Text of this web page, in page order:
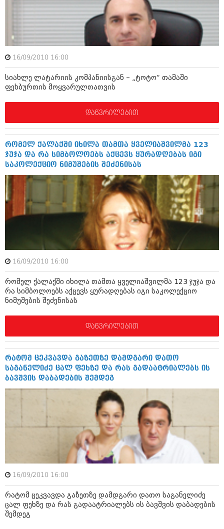
ჰოროსკოპი და შეუცნობელი
კრიმინალი
სახალისო ამბები
შოუბიზნესი
ქალი და მამაკაცი
ისტორია
სხვადასხვა
ანონსი
არქივი
აგვისტო 2018 (162)
ივლისი 2018 (223)
ივნისი 2018 (244)
აპრილი 2018 (194)
თებერვალი 2018 (208)
იანვარი 2018 (215)
დეკემბერი 2017 (243)
ნოემბერი 2017 (212)
ოქტომბერი 2017 (231)
სექტემბერი 2017 (261)
ივლისი 2017 (233)
ივნისი 2017 (265)
მაისი 2017 (216)
მარტი 2017 (212)
თებერვალი 2017 (205)
იანვარი 2017 (246)
დეკემბერი 2016 (207)
ნოემბერი 2016 (207)
ოქტომბერი 2016 (257)
სექტემბერი 2016 (224)
აგვისტო 2016 (258)
ივლისი 2016 (211)
ივნისი 2016 (221)
მაისი 2016 (261)
აპრილი 2016 (215)
სახალისო ამბები
შოუბიზნესი
დაიჯესტი
ქალი და მამაკაცი
ანონსი
არქივი
ნოემბერი 2020 (103)
ოქტომბერი 2020 (209)
სექტემბერი 2020 (204)
აგვისტო 2020 (249)
არქივის ზომის ნახვა
16/09/2010 16:00
სიახლე ლატარიის კომპანიისგან – „ტოტო“ თამაში
ფეხბურთის მოყვარულთათვის
დაწვრილებით
რომელ ქალაქში იხილა თამთა ყველიაშვილმა 123
ჯუჯა და რა სიმბოლოებს აქცევს ყურადღებას იგი
საკოლექციო ნიმუშების შეძენისას
16/09/2010 16:00
რომელ ქალაქში იხილა თამთა ყველიაშვილმა 123 ჯუჯა და
რა სიმბოლოებს აქცევს ყურადღებას იგი საკოლექციო
ნიმუშების შეძენისას
დაწვრილებით
რატომ ცეკვავდა გაზეთზე დამდგარი დათო
საგანელიძე ცალ ფეხზე და რას გადაატრიალებს ის
ბავშვის დაბადების შემდეგ
16/09/2010 16:00
რატომ ცეკვავდა გაზეთზე დამდგარი დათო საგანელიძე
ცალ ფეხზე და რას გადაატრიალებს ის ბავშვის დაბადების
შემდეგ